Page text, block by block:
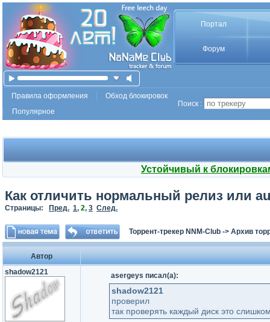
Портал
Форум
Правила оформления
Обход блокировок
Популярное
Поиск :
Устойчивый к
Как отличить нормальный релиз или
Страницы: Пред. 1, 2, 3 След.
Торрент-трекер NNM-Club -> Архив
Автор
shadow2121
asergeys писал(а):
shadow2121
проверил
так проверять каждый диск это